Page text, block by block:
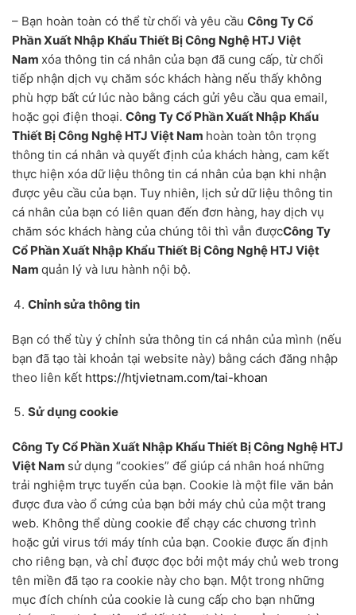
– Bạn hoàn toàn có thể từ chối và yêu cầu Công Ty Cổ
Phần Xuất Nhập Khẩu Thiết Bị Công Nghệ HTJ Việt
Nam xóa thông tin cá nhân của bạn đã cung cấp, từ chối
tiếp nhận dịch vụ chăm sóc khách hàng nếu thấy không
phù hợp bất cứ lúc nào bằng cách gửi yêu cầu qua email,
hoặc gọi điện thoại. Công Ty Cổ Phần Xuất Nhập Khẩu
Thiết Bị Công Nghệ HTJ Việt Nam hoàn toàn tôn trọng
thông tin cá nhân và quyết định của khách hàng, cam kết
thực hiện xóa dữ liệu thông tin cá nhân của bạn khi nhận
được yêu cầu của bạn. Tuy nhiên, lịch sử dữ liệu thông tin
cá nhân của bạn có liên quan đến đơn hàng, hay dịch vụ
chăm sóc khách hàng của chúng tôi thì vẫn đượcCông Ty
Cổ Phần Xuất Nhập Khẩu Thiết Bị Công Nghệ HTJ Việt
Nam quản lý và lưu hành nội bộ.
Chỉnh sửa thông tin
Bạn có thể tùy ý chỉnh sửa thông tin cá nhân của mình (nếu
bạn đã tạo tài khoản tại website này) bằng cách đăng nhập
theo liên kết https://htjvietnam.com/tai-khoan
Sử dụng cookie
Công Ty Cổ Phần Xuất Nhập Khẩu Thiết Bị Công Nghệ HTJ
Việt Nam sử dụng “cookies” để giúp cá nhân hoá những
trải nghiệm trực tuyến của bạn. Cookie là một file văn bản
được đưa vào ổ cứng của bạn bởi máy chủ của một trang
web. Không thể dùng cookie để chạy các chương trình
hoặc gửi virus tới máy tính của bạn. Cookie được ấn định
cho riêng bạn, và chỉ được đọc bởi một máy chủ web trong
tên miền đã tạo ra cookie này cho bạn. Một trong những
mục đích chính của cookie là cung cấp cho bạn những